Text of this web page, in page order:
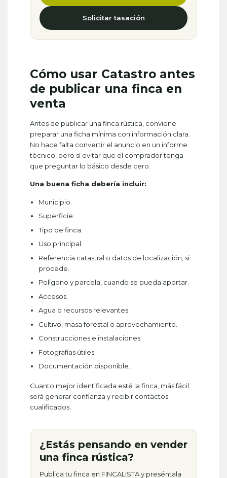
Solicitar tasación
Cómo usar Catastro antes
de publicar una finca en
venta
Antes de publicar una finca rústica, conviene
preparar una ficha mínima con información clara.
No hace falta convertir el anuncio en un informe
técnico, pero sí evitar que el comprador tenga
que preguntar lo básico desde cero.
Una buena ficha debería incluir:
Municipio.
Superficie.
Tipo de finca.
Uso principal.
Referencia catastral o datos de localización, si
procede.
Polígono y parcela, cuando se pueda aportar.
Accesos.
Agua o recursos relevantes.
Cultivo, masa forestal o aprovechamiento.
Construcciones e instalaciones.
Fotografías útiles.
Documentación disponible.
Cuanto mejor identificada esté la finca, más fácil
será generar confianza y recibir contactos
cualificados.
¿Estás pensando en vender
una finca rústica?
Publica tu finca en FINCALISTA y preséntala